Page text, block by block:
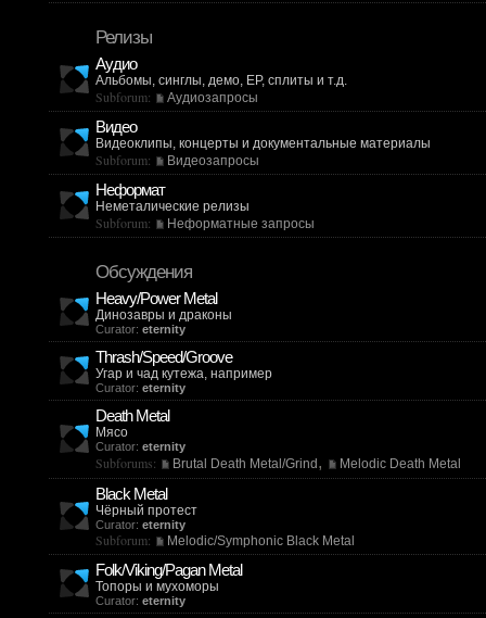
Релизы
Аудио
Альбомы, синглы, демо, EP, сплиты и т.д.
Subforum: Аудиозапросы
Видео
Видеоклипы, концерты и документальные материалы
Subforum: Видеозапросы
Неформат
Неметалические релизы
Subforum: Неформатные запросы
Обсуждения
Heavy/Power Metal
Динозавры и драконы
Curator: eternity
Thrash/Speed/Groove
Угар и чад кутежа, например
Curator: eternity
Death Metal
Мясо
Curator: eternity
Subforums: Brutal Death Metal/Grind , Melodic Death Metal
Black Metal
Чёрный протест
Curator: eternity
Subforum: Melodic/Symphonic Black Metal
Folk/Viking/Pagan Metal
Топоры и мухоморы
Curator: eternity